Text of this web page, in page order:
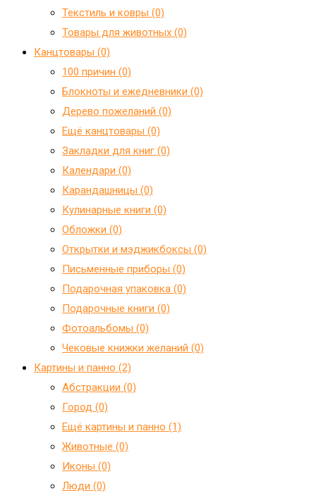
Текстиль и ковры (0)
Товары для животных (0)
Канцтовары (0)
100 причин (0)
Блокноты и ежедневники (0)
Дерево пожеланий (0)
Ещё канцтовары (0)
Закладки для книг (0)
Календари (0)
Карандашницы (0)
Кулинарные книги (0)
Обложки (0)
Открытки и мэджикбоксы (0)
Письменные приборы (0)
Подарочная упаковка (0)
Подарочные книги (0)
Фотоальбомы (0)
Чековые книжки желаний (0)
Картины и панно (2)
Абстракции (0)
Город (0)
Ещё картины и панно (1)
Животные (0)
Иконы (0)
Люди (0)